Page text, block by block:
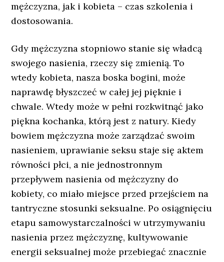
mężczyzna, jak i kobieta – czas szkolenia i
dostosowania.
Gdy mężczyzna stopniowo stanie się władcą
swojego nasienia, rzeczy się zmienią. To
wtedy kobieta, nasza boska bogini, może
naprawdę błyszczeć w całej jej pięknie i
chwale. Wtedy może w pełni rozkwitnąć jako
piękna kochanka, którą jest z natury. Kiedy
bowiem mężczyzna może zarządzać swoim
nasieniem, uprawianie seksu staje się aktem
równości płci, a nie jednostronnym
przepływem nasienia od mężczyzny do
kobiety, co miało miejsce przed przejściem na
tantryczne stosunki seksualne. Po osiągnięciu
etapu samowystarczalności w utrzymywaniu
nasienia przez mężczyznę, kultywowanie
energii seksualnej może przebiegać znacznie